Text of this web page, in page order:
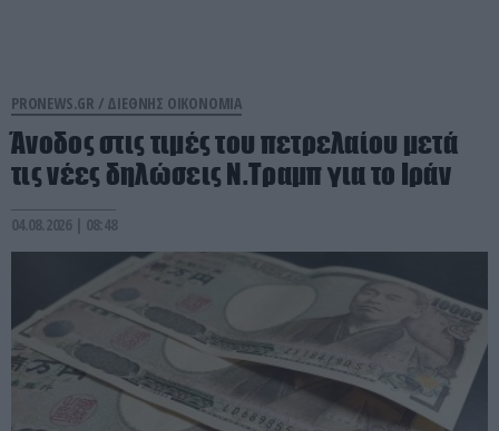
PRONEWS.GR / ΔΙΕΘΝΗΣ ΟΙΚΟΝΟΜΙΑ
Άνοδος στις τιμές του πετρελαίου μετά
τις νέες δηλώσεις Ν.Τραμπ για το Ιράν
04.08.2026 | 08:48